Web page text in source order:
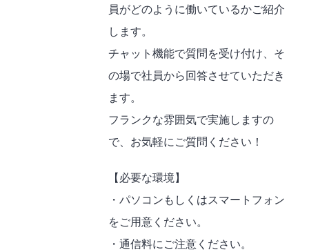
員がどのように働いているかご紹介
します。
チャット機能で質問を受け付け、そ
の場で社員から回答させていただき
ます。
フランクな雰囲気で実施しますの
で、お気軽にご質問ください！
【必要な環境】
・パソコンもしくはスマートフォン
をご用意ください。
・通信料にご注意ください。